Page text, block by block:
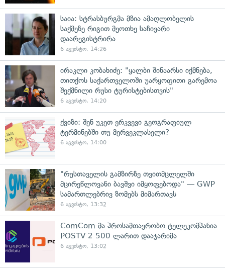
საია: სტრასბურგმა მზია ამაღლობელის
საქმეზე რიგით მეოთხე საჩივარი
დაარეგისტრირა
6 აგვისტო, 14:26
ირაკლი კობახიძე: "ყალბი შინაარსი იქმნება,
თითქოს საქართველოში უარყოფითი გარემოა
შექმნილი რუსი ტურისტებისთვის"
6 აგვისტო, 14:20
ქვიზი: შენ უკეთ ერკვევი გეოგრაფიულ
ტერმინებში თუ მერვეკლასელი?
6 აგვისტო, 14:00
"რუსთაველის გამზირზე თვითმცლელში
მცირეწლოვანი ბავშვი იმყოფებოდა" — GWP
სამართლებრივ ზომებს მიმართავს
6 აგვისტო, 13:32
ComCom-მა პროსამთავრობო ტელეკომპანია
POSTV 2 500 ლარით დააჯარიმა
6 აგვისტო, 13:02